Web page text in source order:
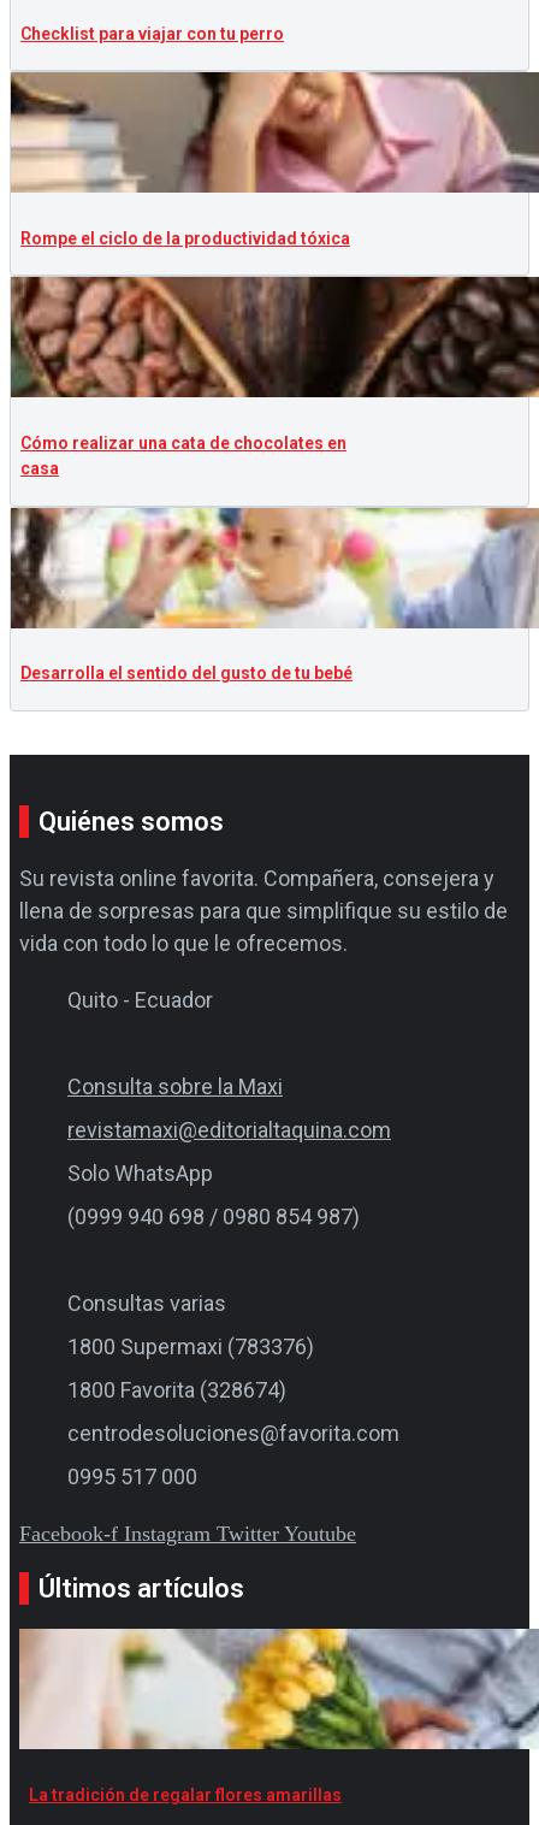
Checklist para viajar con tu perro
Rompe el ciclo de la productividad tóxica
Cómo realizar una cata de chocolates en
casa
Desarrolla el sentido del gusto de tu bebé
Quiénes somos
Su revista online favorita. Compañera, consejera y
llena de sorpresas para que simplifique su estilo de
vida con todo lo que le ofrecemos.
Quito - Ecuador
Consulta sobre la Maxi
revistamaxi@editorialtaquina.com
Solo WhatsApp
(0999 940 698 / 0980 854 987)
Consultas varias
1800 Supermaxi (783376)
1800 Favorita (328674)
centrodesoluciones@favorita.com
0995 517 000
Facebook-f Instagram Twitter Youtube
Últimos artículos
La tradición de regalar flores amarillas